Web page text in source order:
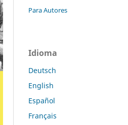
Para Autores
Idioma
Deutsch
English
Español
Français